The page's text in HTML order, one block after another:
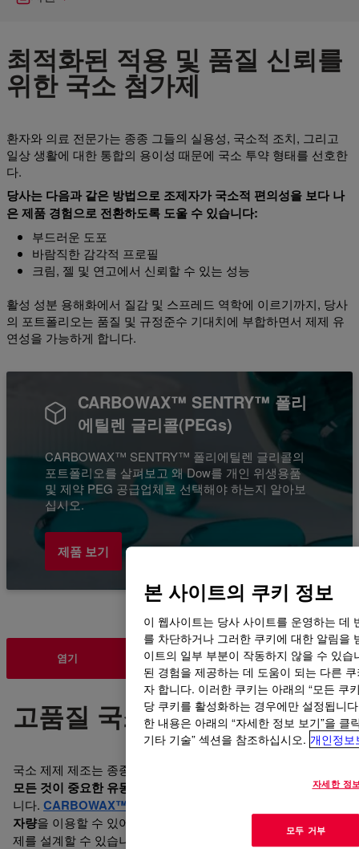
최적화된 적용 및 품질 신뢰를
위한 국소 첨가제
환자와 의료 전문가는 종종 그들의 실용성, 국소적 조치, 그리고
일상 생활에 대한 통합의 용이성 때문에 국소 투약 형태를 선호한
다.
당사는 다음과 같은 방법으로 조제자가 국소적 편의성을 보다 나
은 제품 경험으로 전환하도록 도울 수 있습니다:
부드러운 도포
바람직한 감각적 프로필
크림, 젤 및 연고에서 신뢰할 수 있는 성능
활성 성분 용해화에서 질감 및 스프레드 역학에 이르기까지, 당사
의 포트폴리오는 품질 및 규정준수 기대치에 부합하면서 제제 유
연성을 가능하게 합니다.
CARBOWAX™ SENTRY™ 폴리
에틸렌 글리콜(PEGs)
CARBOWAX™ SENTRY™ 폴리에틸렌 글리콜의
포트폴리오를 살펴보고 왜 Dow를 개인 위생용품
및 제약 PEG 공급업체로 선택해야 하는지 알아보
십시오.
제품 보기
염기 휴멕턴트 에몰리언트 솔루빌리저
고품질 국소 제형 제공
국소 제제 제조는 종종
모든 것이 중요한 유동성
등 적절한 균형을 찾는 것에 관한 것입
니다. CARBOWAX™ SENTRY™ PEGs를
자량을 이용할 수 있어, 성능 및 환자 경험 목표를 충족하는 제
제를 설계할 수 있습니다.
본 사이트의 쿠키 정보
이 웹사이트는 당사 사이트를 운영하는 데
를 차단하거나 그러한 쿠키에 대한 알림을
이트의 일부 부분이 작동하지 않을 수 있
된 경험을 제공하는 데 도움이 되는 다른
자 합니다. 이러한 쿠키는 아래의 “모든 쿠
당 쿠키를 활성화하는 경우에만 설정됩니
한 내용은 아래의 “자세한 정보 보기”을
기타 기술” 섹션을 참조하십시오. 개인정보
자세한 정
모두 거부